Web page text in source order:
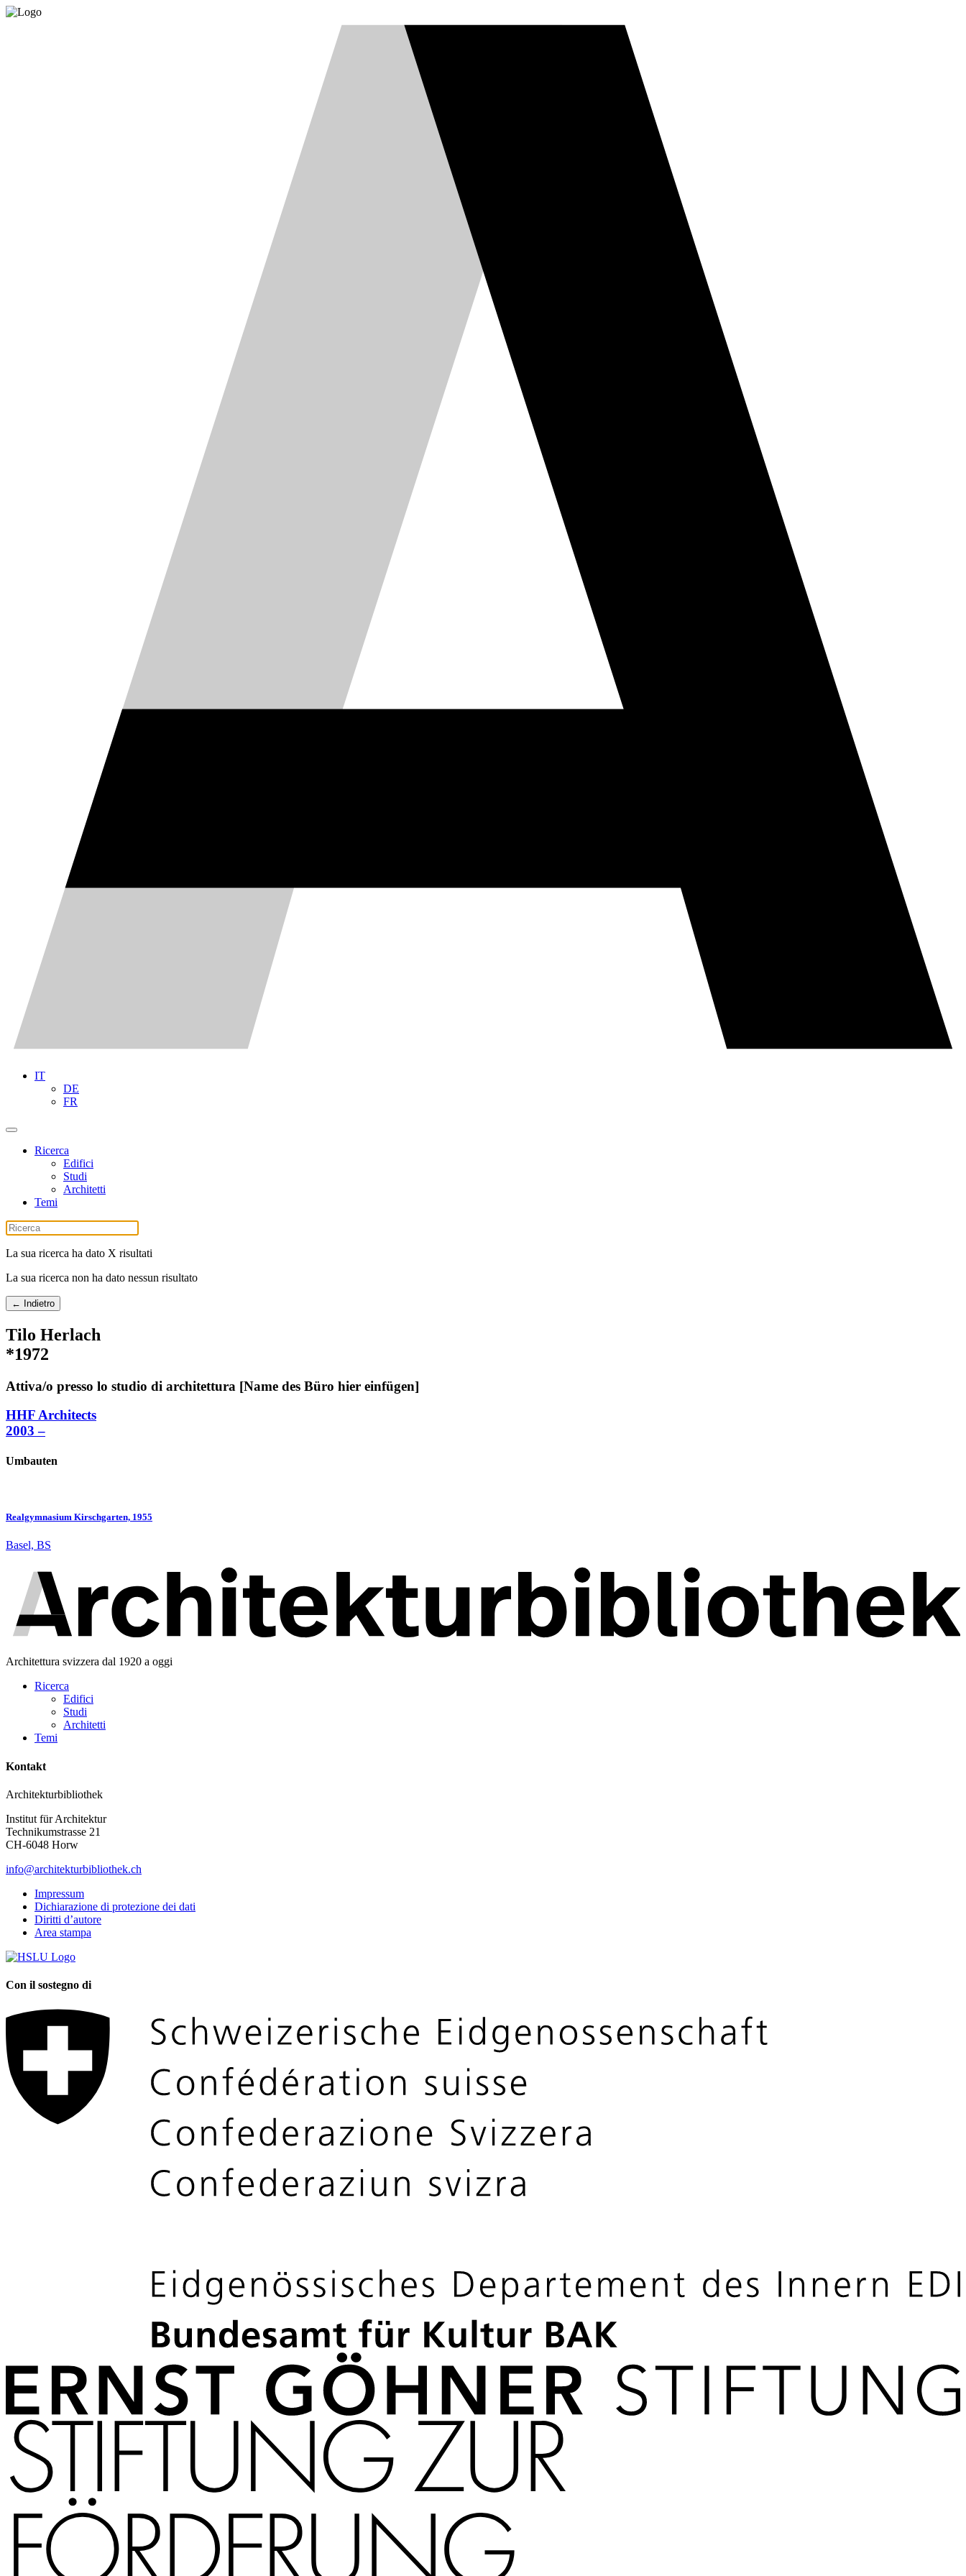
IT
DE
FR
Ricerca
Edifici
Studi
Architetti
Temi
La sua ricerca ha dato X risultati
La sua ricerca non ha dato nessun risultato
← Indietro
Tilo Herlach
*1972
Attiva/o presso lo studio di architettura [Name des Büro hier einfügen]
HHF Architects
2003 –
Umbauten
Realgymnasium Kirschgarten, 1955
Basel, BS
Architettura svizzera dal 1920 a oggi
Ricerca
Edifici
Studi
Architetti
Temi
Kontakt
Architekturbibliothek
Institut für Architektur
Technikumstrasse 21
CH-6048 Horw
info@architekturbibliothek.ch
Impressum
Dichiarazione di protezione dei dati
Diritti d’autore
Area stampa
Con il sostegno di